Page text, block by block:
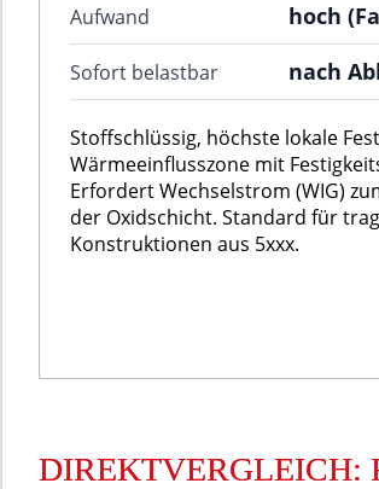
Aufwand hoch
Sofort belastbar nach
Stoffschlüssig, höchste lokale
Wärmeeinflusszone mit
Erfordert Wechselstrom (WIG)
der Oxidschicht. Standard für
Konstruktionen aus 5xxx.
DIREKTVERGLEICH: